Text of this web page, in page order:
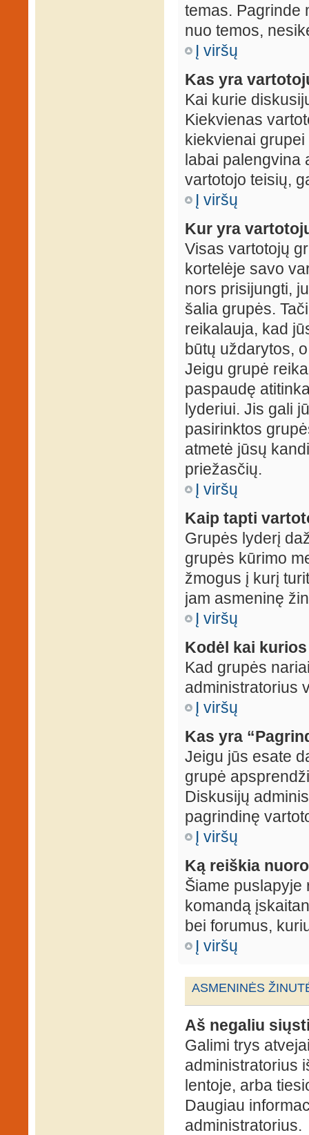
temas. Pagrinde
nuo temos,
Į viršų
Kas yra
Kai kurie
Kiekvienas
kiekvienai
labai palengvina
vartotojo teisių,
Į viršų
Kur yra
Visas vartotojų
kortelėje savo
nors prisijungti,
šalia grupės.
reikalauja, kad
būtų uždarytos,
Jeigu grupė
paspaudę
lyderiui. Jis gali
pasirinktos
atmetė jūsų
priežasčių.
Į viršų
Kaip tapti
Grupės lyderį
grupės kūrimo
žmogus į kurį
jam asmeninę
Į viršų
Kodėl kai
Kad grupės
administratorius
Į viršų
Kas yra
Jeigu jūs esate
grupė
Diskusijų
pagrindinę
Į viršų
Ką reiškia
Šiame
komandą
bei forumus,
Į viršų
ASMENINĖS
Aš negaliu
Galimi trys
administratorius
lentoje, arba
Daugiau
administratorius.